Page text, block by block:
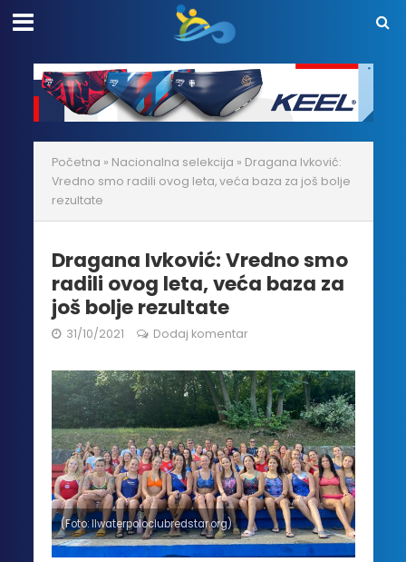
Početna » Nacionalna selekcija » Dragana Ivković:
Vredno smo radili ovog leta, veća baza za još bolje
rezultate
Dragana Ivković: Vredno smo
radili ovog leta, veća baza za
još bolje rezultate
31/10/2021 Dodaj komentar
(Foto: llwaterpoloclubredstar.org)